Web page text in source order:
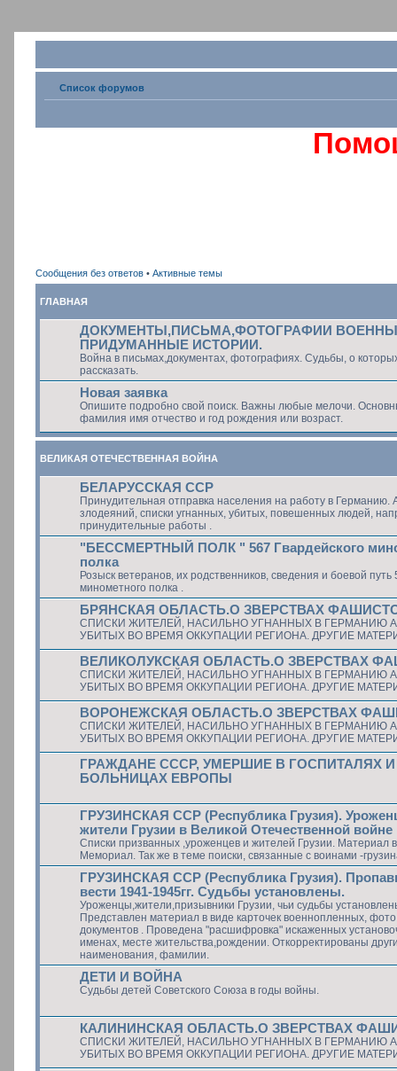
Список форумов
Сообщения без ответов • Активные темы
ГЛАВНАЯ
ДОКУМЕНТЫ,ПИСЬМА,ФОТОГРАФИИ
ПРИДУМАННЫЕ ИСТОРИИ.
Война в письмах,документах, фотографиях. Судьбы, о
рассказать.
Новая заявка
Опишите подробно свой поиск. Важны любые мелочи.
фамилия имя отчество и год рождения или возраст.
ВЕЛИКАЯ ОТЕЧЕСТВЕННАЯ ВОЙНА
БЕЛАРУССКАЯ ССР
Принудительная отправка населения на работу в Германию.
злодеяний, списки угнанных, убитых, повешенных людей,
принудительные работы .
"БЕССМЕРТНЫЙ ПОЛК " 567 Гвардейского
полка
Розыск ветеранов, их родственников, сведения и боевой путь
минометного полка .
БРЯНСКАЯ ОБЛАСТЬ.О ЗВЕРСТВАХ
СПИСКИ ЖИТЕЛЕЙ, НАСИЛЬНО УГНАННЫХ В ГЕРМАНИЮ
УБИТЫХ ВО ВРЕМЯ ОККУПАЦИИ РЕГИОНА. ДРУГИЕ
ВЕЛИКОЛУКСКАЯ ОБЛАСТЬ.О ЗВЕРСТВАХ
СПИСКИ ЖИТЕЛЕЙ, НАСИЛЬНО УГНАННЫХ В ГЕРМАНИЮ
УБИТЫХ ВО ВРЕМЯ ОККУПАЦИИ РЕГИОНА. ДРУГИЕ
ВОРОНЕЖСКАЯ ОБЛАСТЬ.О ЗВЕРСТВАХ
СПИСКИ ЖИТЕЛЕЙ, НАСИЛЬНО УГНАННЫХ В ГЕРМАНИЮ
УБИТЫХ ВО ВРЕМЯ ОККУПАЦИИ РЕГИОНА. ДРУГИЕ
ГРАЖДАНЕ СССР, УМЕРШИЕ В ГОСПИТАЛЯХ И
БОЛЬНИЦАХ ЕВРОПЫ
ГРУЗИНСКАЯ ССР (Республика Грузия).
жители Грузии в Великой Отечественной войне
Списки призванных ,уроженцев и жителей Грузии. Материал
Мемориал. Так же в теме поиски, связанные с воинами -
ГРУЗИНСКАЯ ССР (Республика Грузия).
вести 1941-1945гг. Судьбы установлены.
Уроженцы,жители,призывники Грузии, чьи судьбы
Представлен материал в виде карточек военнопленных,
документов . Проведена "расшифровка" искаженных
именах, месте жительства,рождении. Откорректированы
наименования, фамилии.
ДЕТИ И ВОЙНА
Судьбы детей Советского Союза в годы войны.
КАЛИНИНСКАЯ ОБЛАСТЬ.О ЗВЕРСТВАХ
СПИСКИ ЖИТЕЛЕЙ, НАСИЛЬНО УГНАННЫХ В ГЕРМАНИЮ
УБИТЫХ ВО ВРЕМЯ ОККУПАЦИИ РЕГИОНА. ДРУГИЕ